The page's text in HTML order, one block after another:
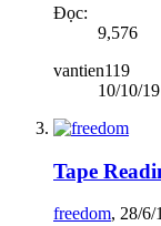
Đọc:
9,576
vantien119
10/10/19
Tape
freedom, 28/6/